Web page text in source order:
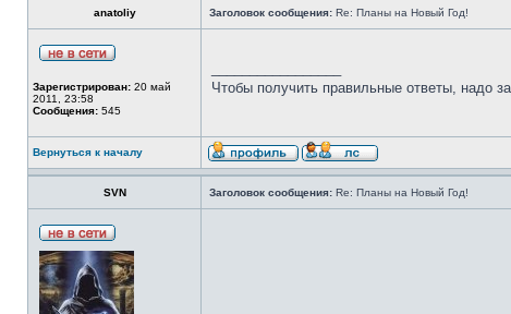
anatoliy Заголовок сообщения: Re: Планы на Новый Год!
Зарегистрирован: 20 май
2011, 23:58
Сообщения: 545
Чтобы получить правильные ответы, надо
Вернуться к началу
SVN Заголовок сообщения: Re: Планы на Новый Год!